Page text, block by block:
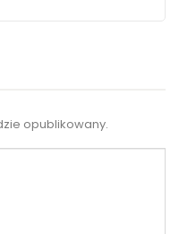
opublikowany.